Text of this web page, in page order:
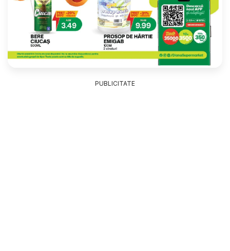
PUBLICITATE